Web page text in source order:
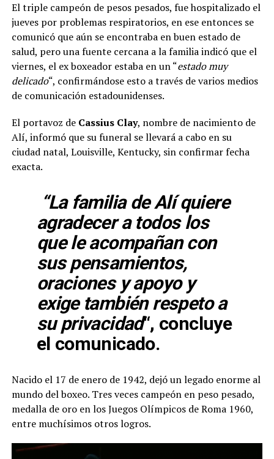
El triple campeón de pesos pesados, fue hospitalizado el
jueves por problemas respiratorios, en ese entonces se
comunicó que aún se encontraba en buen estado de
salud, pero una fuente cercana a la familia indicó que el
viernes, el ex boxeador estaba en un “estado muy
delicado“, confirmándose esto a través de varios medios
de comunicación estadounidenses.
El portavoz deCassius Clay, nombre de nacimiento de
Alí, informó que su funeral se llevará a cabo en su
ciudad natal, Louisville, Kentucky, sin confirmar fecha
exacta.
“La familia de Alí quiere
agradecer a todos los
que le acompañan con
sus pensamientos,
oraciones y apoyo y
exige también respeto a
su privacidad“, concluye
el comunicado.
Nacido el 17 de enero de 1942, dejó un legado enorme al
mundo del boxeo. Tres veces campeón en peso pesado,
medalla de oro en los Juegos Olímpicos de Roma 1960,
entre muchísimos otros logros.